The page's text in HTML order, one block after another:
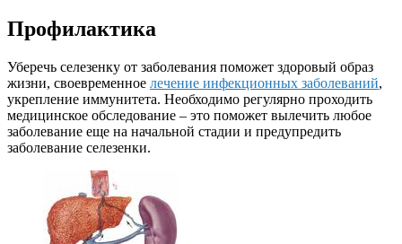
Профилактика
Уберечь селезенку от заболевания поможет здоровый образ
жизни, своевременное лечение инфекционных заболеваний,
укрепление иммунитета. Необходимо регулярно проходить
медицинское обследование – это поможет вылечить любое
заболевание еще на начальной стадии и предупредить
заболевание селезенки.